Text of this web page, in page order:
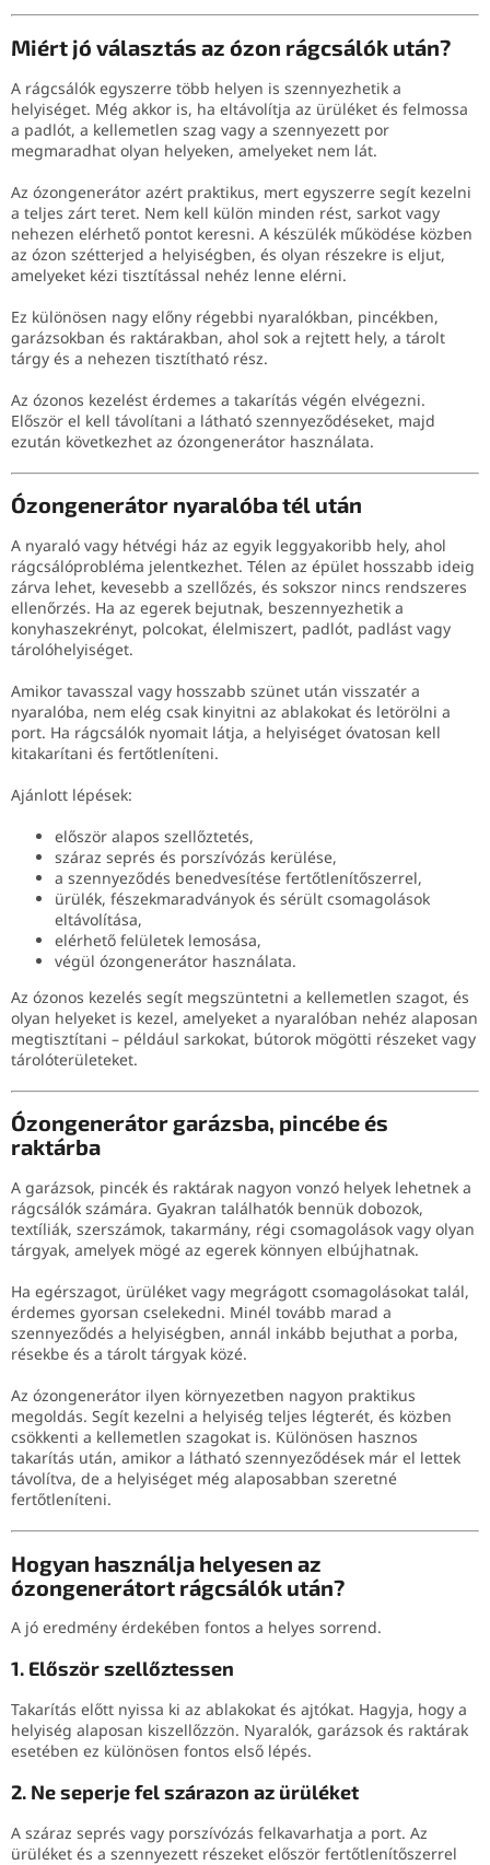
Miért jó választás az ózon rágcsálók után?
A rágcsálók egyszerre több helyen is szennyezhetik a
helyiséget. Még akkor is, ha eltávolítja az ürüléket és felmossa
a padlót, a kellemetlen szag vagy a szennyezett por
megmaradhat olyan helyeken, amelyeket nem lát.
Az ózongenerátor azért praktikus, mert egyszerre segít kezelni
a teljes zárt teret. Nem kell külön minden rést, sarkot vagy
nehezen elérhető pontot keresni. A készülék működése közben
az ózon szétterjed a helyiségben, és olyan részekre is eljut,
amelyeket kézi tisztítással nehéz lenne elérni.
Ez különösen nagy előny régebbi nyaralókban, pincékben,
garázsokban és raktárakban, ahol sok a rejtett hely, a tárolt
tárgy és a nehezen tisztítható rész.
Az ózonos kezelést érdemes a takarítás végén elvégezni.
Először el kell távolítani a látható szennyeződéseket, majd
ezután következhet az ózongenerátor használata.
Ózongenerátor nyaralóba tél után
A nyaraló vagy hétvégi ház az egyik leggyakoribb hely, ahol
rágcsálóprobléma jelentkezhet. Télen az épület hosszabb ideig
zárva lehet, kevesebb a szellőzés, és sokszor nincs rendszeres
ellenőrzés. Ha az egerek bejutnak, beszennyezhetik a
konyhaszekrényt, polcokat, élelmiszert, padlót, padlást vagy
tárolóhelyiséget.
Amikor tavasszal vagy hosszabb szünet után visszatér a
nyaralóba, nem elég csak kinyitni az ablakokat és letörölni a
port. Ha rágcsálók nyomait látja, a helyiséget óvatosan kell
kitakarítani és fertőtleníteni.
Ajánlott lépések:
először alapos szellőztetés,
száraz seprés és porszívózás kerülése,
a szennyeződés benedvesítése fertőtlenítőszerrel,
ürülék, fészekmaradványok és sérült csomagolások
eltávolítása,
elérhető felületek lemosása,
végül ózongenerátor használata.
Az ózonos kezelés segít megszüntetni a kellemetlen szagot, és
olyan helyeket is kezel, amelyeket a nyaralóban nehéz alaposan
megtisztítani – például sarkokat, bútorok mögötti részeket vagy
tárolóterületeket.
Ózongenerátor garázsba, pincébe és
raktárba
A garázsok, pincék és raktárak nagyon vonzó helyek lehetnek a
rágcsálók számára. Gyakran találhatók bennük dobozok,
textíliák, szerszámok, takarmány, régi csomagolások vagy olyan
tárgyak, amelyek mögé az egerek könnyen elbújhatnak.
Ha egérszagot, ürüléket vagy megrágott csomagolásokat talál,
érdemes gyorsan cselekedni. Minél tovább marad a
szennyeződés a helyiségben, annál inkább bejuthat a porba,
résekbe és a tárolt tárgyak közé.
Az ózongenerátor ilyen környezetben nagyon praktikus
megoldás. Segít kezelni a helyiség teljes légterét, és közben
csökkenti a kellemetlen szagokat is. Különösen hasznos
takarítás után, amikor a látható szennyeződések már el lettek
távolítva, de a helyiséget még alaposabban szeretné
fertőtleníteni.
Hogyan használja helyesen az
ózongenerátort rágcsálók után?
A jó eredmény érdekében fontos a helyes sorrend.
1. Először szellőztessen
Takarítás előtt nyissa ki az ablakokat és ajtókat. Hagyja, hogy a
helyiség alaposan kiszellőzzön. Nyaralók, garázsok és raktárak
esetében ez különösen fontos első lépés.
2. Ne seperje fel szárazon az ürüléket
A száraz seprés vagy porszívózás felkavarhatja a port. Az
ürüléket és a szennyezett részeket először fertőtlenítőszerrel